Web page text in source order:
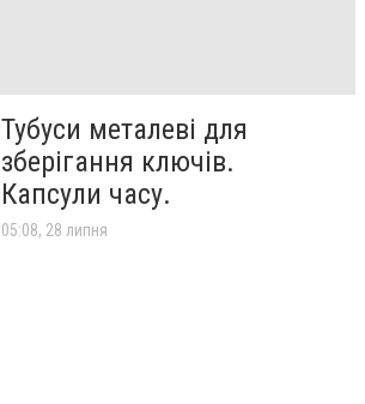
Тубуси металеві для
зберігання ключів.
Капсули часу.
05:08, 28 липня